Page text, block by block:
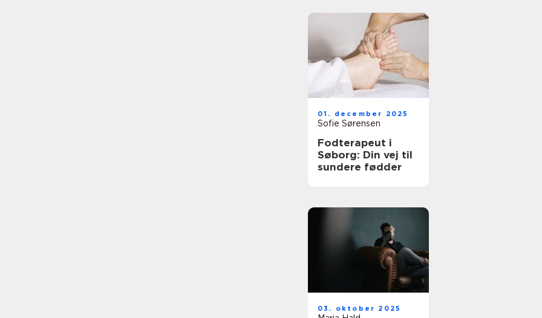
01. december 2025
Sofie Sørensen
Fodterapeut i
Søborg: Din vej til
sundere fødder
03. oktober 2025